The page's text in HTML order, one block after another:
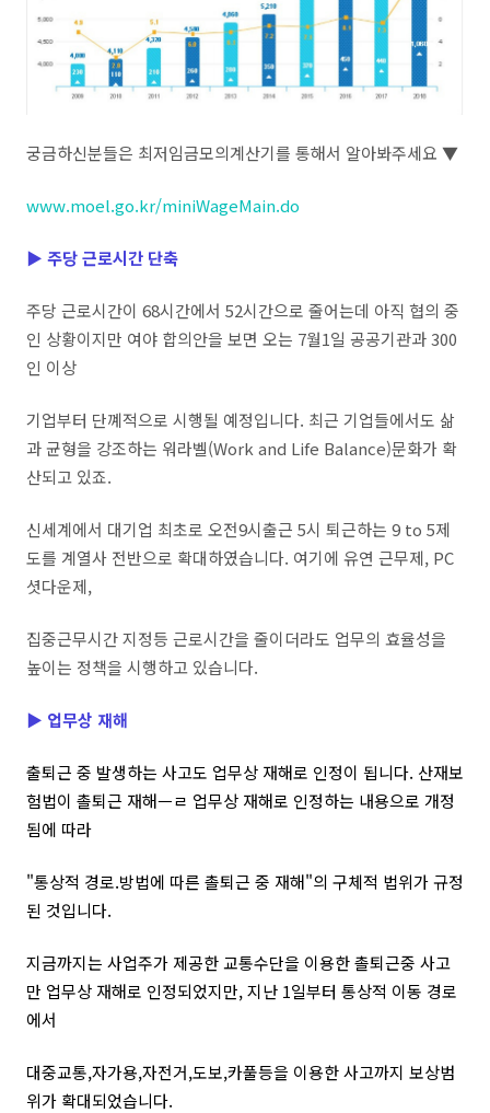
궁금하신분들은 최저임금모의계산기를 통해서 알아봐주세요 ▼
www.moel.go.kr/miniWageMain.do
▶ 주당 근로시간 단축
주당 근로시간이 68시간에서 52시간으로 줄어는데 아직 협의 중
인 상황이지만 여야 합의안을 보면 오는 7월1일 공공기관과 300
인 이상
기업부터 단꼐적으로 시행될 예정입니다. 최근 기업들에서도 삶
과 균형을 강조하는 워라벨(Work and Life Balance)문화가 확
산되고 있죠.
신세계에서 대기업 최초로 오전9시출근 5시 퇴근하는 9 to 5제
도를 계열사 전반으로 확대하였습니다. 여기에 유연 근무제, PC
셧다운제,
집중근무시간 지정등 근로시간을 줄이더라도 업무의 효율성을
높이는 정책을 시행하고 있습니다.
▶ 업무상 재해
출퇴근 중 발생하는 사고도 업무상 재해로 인정이 됩니다. 산재보
험법이 촐퇴근 재해ㅡㄹ 업무상 재해로 인정하는 내용으로 개정
됨에 따라
"통상적 경로.방법에 따른 촐퇴근 중 재해"의 구체적 법위가 규정
된 것입니다.
지금까지는 사업주가 제공한 교통수단을 이용한 촐퇴근중 사고
만 업무상 재해로 인정되었지만, 지난 1일부터 통상적 이동 경로
에서
대중교통,자가용,자전거,도보,카풀등을 이용한 사고까지 보상범
위가 확대되었습니다.